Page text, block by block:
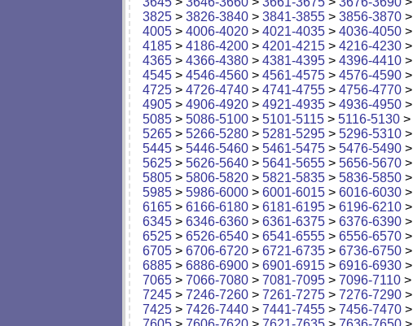
3825 > 3826-3840 > 3841-3855 > 3856-3870 >
4005 > 4006-4020 > 4021-4035 > 4036-4050 >
4185 > 4186-4200 > 4201-4215 > 4216-4230 >
4365 > 4366-4380 > 4381-4395 > 4396-4410 >
4545 > 4546-4560 > 4561-4575 > 4576-4590 >
4725 > 4726-4740 > 4741-4755 > 4756-4770 >
4905 > 4906-4920 > 4921-4935 > 4936-4950 >
5085 > 5086-5100 > 5101-5115 > 5116-5130 >
5265 > 5266-5280 > 5281-5295 > 5296-5310 >
5445 > 5446-5460 > 5461-5475 > 5476-5490 >
5625 > 5626-5640 > 5641-5655 > 5656-5670 >
5805 > 5806-5820 > 5821-5835 > 5836-5850 >
5985 > 5986-6000 > 6001-6015 > 6016-6030 >
6165 > 6166-6180 > 6181-6195 > 6196-6210 >
6345 > 6346-6360 > 6361-6375 > 6376-6390 >
6525 > 6526-6540 > 6541-6555 > 6556-6570 >
6705 > 6706-6720 > 6721-6735 > 6736-6750 >
6885 > 6886-6900 > 6901-6915 > 6916-6930 >
7065 > 7066-7080 > 7081-7095 > 7096-7110 >
7245 > 7246-7260 > 7261-7275 > 7276-7290 >
7425 > 7426-7440 > 7441-7455 > 7456-7470 >